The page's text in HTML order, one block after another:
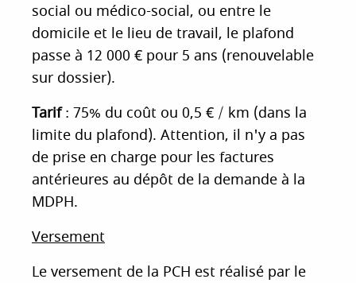
social ou médico-social, ou entre le
domicile et le lieu de travail, le plafond
passe à 12 000 € pour 5 ans (renouvelable
sur dossier).
Tarif: 75% du coût ou 0,5 € / km (dans la
limite du plafond). Attention, il n'y a pas
de prise en charge pour les factures
antérieures au dépôt de la demande à la
MDPH.
Versement
Le versement de la PCH est réalisé par le